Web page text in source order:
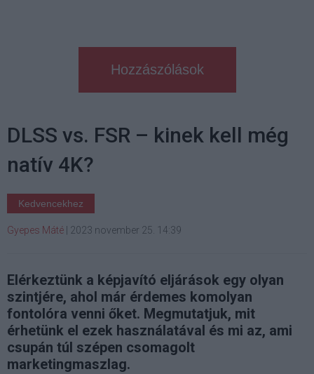
Hozzászólások
DLSS vs. FSR – kinek kell még
natív 4K?
Kedvencekhez
Gyepes Máté 2023 november 25. 14:39
Elérkeztünk a képjavító eljárások egy olyan
szintjére, ahol már érdemes komolyan
fontolóra venni őket. Megmutatjuk, mit
érhetünk el ezek használatával és mi az, ami
csupán túl szépen csomagolt
marketingmaszlag.